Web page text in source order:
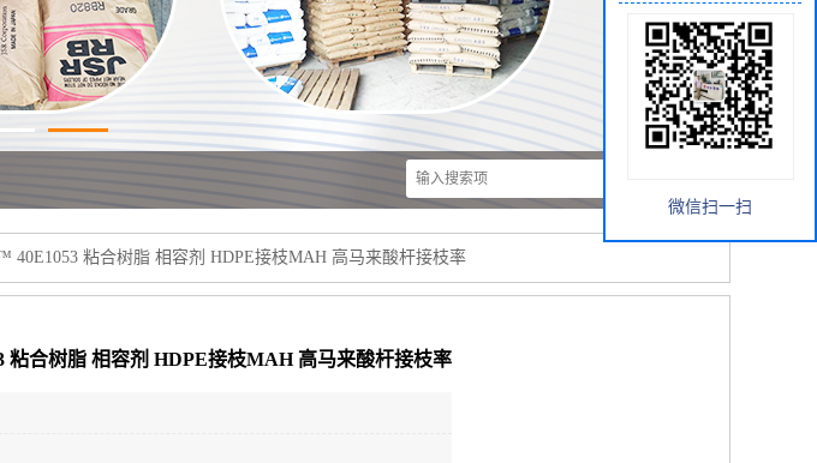
40E1053 粘合树脂 相容剂 HDPE接枝MAH 高马来酸杆接枝率
合树脂 相容剂 HDPE接枝MAH 高马来酸杆接枝率
微信扫一扫